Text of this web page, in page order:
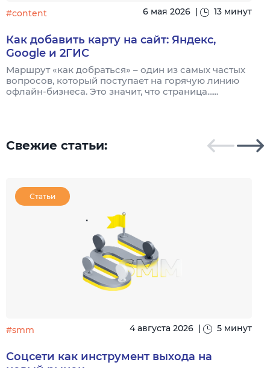
#content 6 мая 2026 13 минут
Как добавить карту на сайт: Яндекс,
Google и 2ГИС
Маршрут «как добраться» – один из самых частых
вопросов, который поступает на горячую линию
офлайн-бизнеса. Это значит, что страница......
Свежие статьи:
Статьи
#smm 4 августа 2026 5 минут
Соцсети как инструмент выхода на